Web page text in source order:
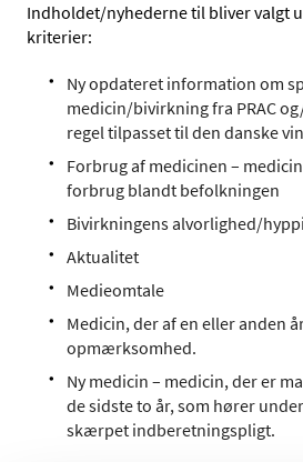
Indholdet/nyhederne til bliver valgt
kriterier:
Ny opdateret information om
medicin/bivirkning fra PRAC
regel tilpasset til den danske
Forbrug af medicinen –
forbrug blandt befolkningen
Bivirkningens alvorlighed/
Aktualitet
Medieomtale
Medicin, der af en eller anden
opmærksomhed.
Ny medicin – medicin, der er
de sidste to år, som hører
skærpet indberetningspligt.